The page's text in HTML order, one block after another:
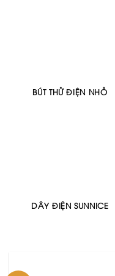
BÚT THỬ ĐIỆN NHỎ
DÂY ĐIỆN SUNNICE